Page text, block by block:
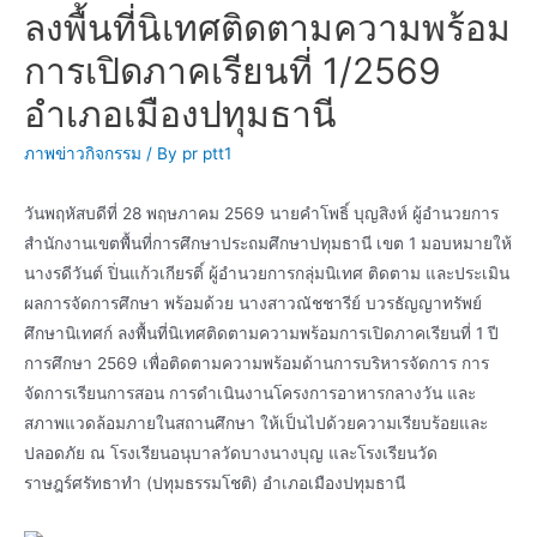
ลงพื้นที่นิเทศติดตามความพร้อม
การเปิดภาคเรียนที่ 1/2569
อำเภอเมืองปทุมธานี
ภาพข่าวกิจกรรม / By pr ptt1
วันพฤหัสบดีที่ 28 พฤษภาคม 2569 นายคำโพธิ์ บุญสิงห์ ผู้อำนวยการ
สำนักงานเขตพื้นที่การศึกษาประถมศึกษาปทุมธานี เขต 1 มอบหมายให้
นางรดีวันต์ ปิ่นแก้วเกียรติ์ ผู้อำนวยการกลุ่มนิเทศ ติดตาม และประเมิน
ผลการจัดการศึกษา พร้อมด้วย นางสาวณัชชารีย์ บวรธัญญาทรัพย์
ศึกษานิเทศก์ ลงพื้นที่นิเทศติดตามความพร้อมการเปิดภาคเรียนที่ 1 ปี
การศึกษา 2569 เพื่อติดตามความพร้อมด้านการบริหารจัดการ การ
จัดการเรียนการสอน การดำเนินงานโครงการอาหารกลางวัน และ
สภาพแวดล้อมภายในสถานศึกษา ให้เป็นไปด้วยความเรียบร้อยและ
ปลอดภัย ณ โรงเรียนอนุบาลวัดบางนางบุญ และโรงเรียนวัด
ราษฎร์ศรัทธาทำ (ปทุมธรรมโชติ) อำเภอเมืองปทุมธานี